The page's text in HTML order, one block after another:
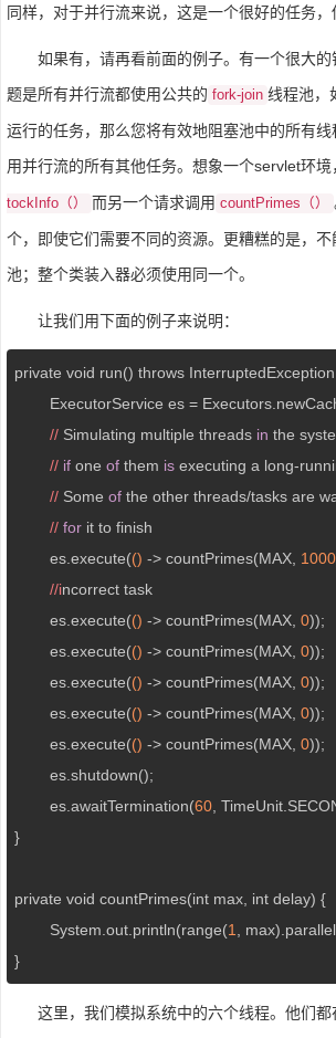
同样，对于并行流来说，这是一个很好的任务，
如果有，请再看前面的例子。有一个很大
题是所有并行流都使用公共的 fork-join 线程池，
运行的任务，那么您将有效地阻塞池中的所有
用并行流的所有其他任务。想象一个servlet环境
tockInfo（） 而另一个请求调用 countPrimes（）
个，即使它们需要不同的资源。更糟糕的是，
池；整个类装入器必须使用同一个。
让我们用下面的例子来说明：
private void run() throws
// Simulating multiple threads in the
// if one of them is executing a long-
// Some of the other threads/tasks are
// for it to finish
	es.execute(
() -> countPrimes(MAX, 1000
//incorrect task
	es.execute(
() -> countPrimes(MAX, 0));
	es.execute(
() -> countPrimes(MAX, 0));
	es.execute(
() -> countPrimes(MAX, 0));
	es.execute(
() -> countPrimes(MAX, 0));
	es.execute(
() -> countPrimes(MAX, 0));
	es.shutdown();
	es.awaitTermination(
60 ,
}
private void countPrimes(int max, int delay) {
	System.out.println(range(
1
,
}
这里，我们模拟系统中的六个线程。他们